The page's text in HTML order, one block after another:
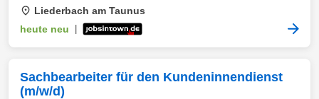
Liederbach am Taunus
heute neu
Sachbearbeiter für den Kundeninnendienst
(m/w/d)